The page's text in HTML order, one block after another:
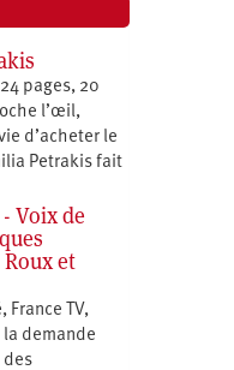
pages, 20
l’œil,
d’acheter le
Petrakis fait
Voix de
et
France TV,
demande
des